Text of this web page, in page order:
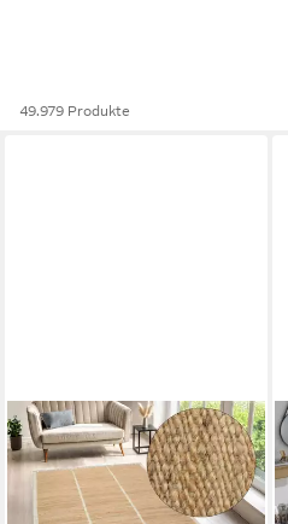
49.979 Produkte